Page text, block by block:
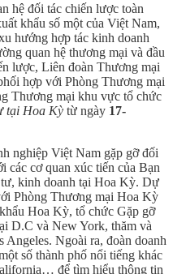
hệ đối tác chiến lược toàn
khẩu số một của Việt Nam,
hướng hợp tác kinh doanh
quan hệ thương mại và đầu
lược, Liên đoàn Thương mại
hợp với Phòng Thương mại
Thương mại khu vực tổ chức
tại Hoa Kỳ từ ngày 17-
nghiệp Việt Nam gặp gỡ đối
các cơ quan xúc tiến của Bạn
kinh doanh tại Hoa Kỳ. Dự
Phòng Thương mại Hoa Kỳ
Hoa Kỳ, tổ chức Gặp gỡ
D.C và New York, thăm và
Ngoài ra, đoàn doanh
số thành phố nổi tiếng khác
để tìm hiểu thông tin